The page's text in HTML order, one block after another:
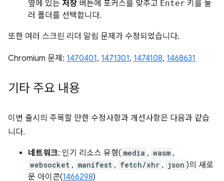
옆에 있는 저장 버튼에 포커스를 맞추고 Enter 키를 눌
러 폴더를 선택합니다.
또한 여러 스크린 리더 알림 문제가 수정되었습니다.
Chromium 문제: 1470401, 1471301, 1474108, 1468631
기타 주요 내용
이번 출시의 주목할 만한 수정사항과 개선사항은 다음과 같습
니다.
네트워크: 인기 리소스 유형( media , wasm ,
websocket , manifest , fetch/xhr , json )의 새로
운 아이콘(1466298)